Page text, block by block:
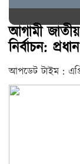
আগামী জাতীয়
নির্বাচন:
আপডেট টাইম :